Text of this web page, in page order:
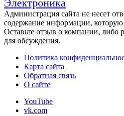
Электроника
Администрация сайта не несет
содержание информации,
Оставьте отзыв о компании, либо
для обсуждения.
Политика
Карта сайта
Обратная связь
О сайте
YouTube
vk.com